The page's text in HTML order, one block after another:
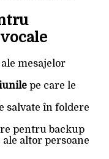
mesajelor
pe care le
salvate în foldere
pentru backup
altor persoane